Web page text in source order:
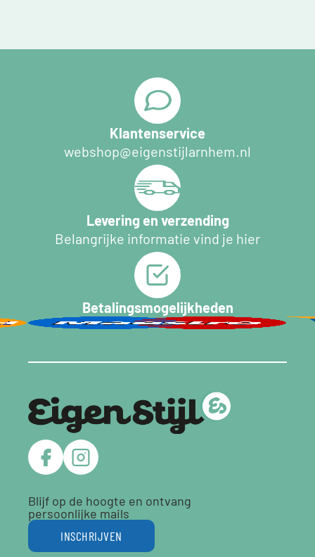
Klantenservice
webshop@eigenstijlarnhem.nl
Levering en verzending
Belangrijke informatie vind je hier
Betalingsmogelijkheden
Blijf op de hoogte en ontvang
persoonlijke mails
INSCHRIJVEN